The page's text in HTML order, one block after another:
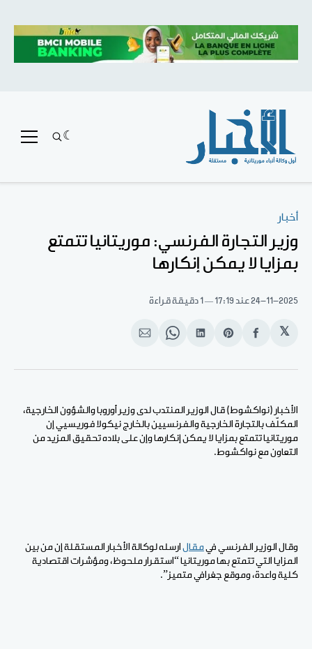
أخبار
وزير التجارة الفرنسي: موريتانيا تتمتع
بمزايا لا يمكن إنكارها
24-11-2025عند 17:19 1 دقيقة قراءة
𝕏
انشر
الفيسبوك
Share
Pinterest
انشر
لينكد
Share
WhatsApp
انشر
الإيميل
الأخبار (نواكشوط) قال الوزير المنتدب لدى وزير أوروبا والشؤون الخارجية،
المكلّف بالتجارة الخارجية والفرنسيين بالخارج نيكولا فوريسيي إن
موريتانيا تتمتع بمزايا لا يمكن إنكارها وإن على بلاده تحقيق المزيد من
التعاون مع نواكشوط.
وقال الوزير الفرنسي فيمقال ارسله لوكالة الأخبار المستقلة إن من بين
المزايا التي تتمتع بها موريتانيا “استقرار ملحوظ، ومؤشرات اقتصادية
كلية واعدة، وموقع جغرافي متميز”.